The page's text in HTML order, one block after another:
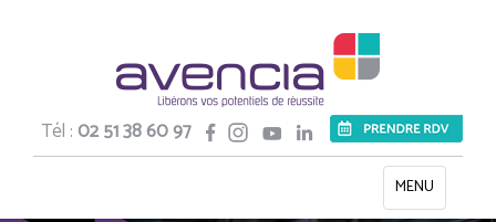
Tél :02 51 38 60 97
Toggle
navigation
MENU